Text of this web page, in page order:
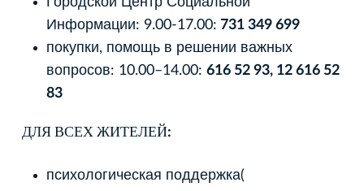
Информации: 9.00-17.00: 731 349 699
покупки, помощь в решении важных
вопросов: 10.00–14.00: 616 52 93, 12 616 52
83
ДЛЯ ВСЕХ ЖИТЕЛЕЙ:
психологическая поддержка(